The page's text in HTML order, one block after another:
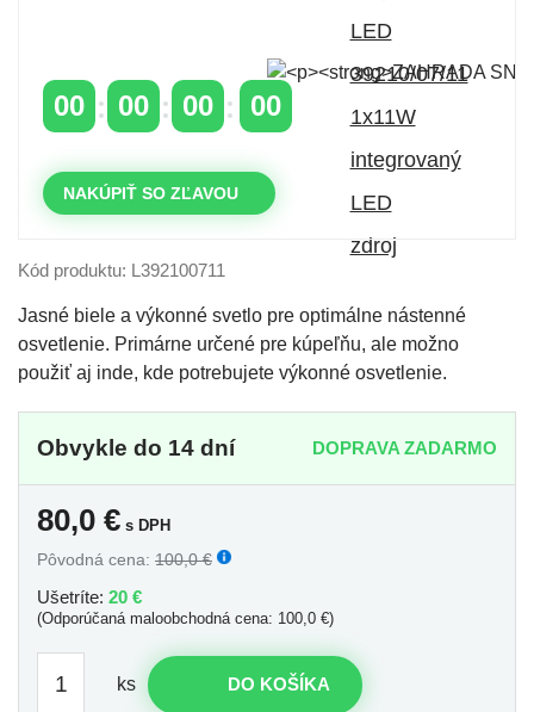
00 00 00 00
NAKÚPIŤ SO ZĽAVOU
Kód produktu: L392100711
Jasné biele a výkonné svetlo pre optimálne nástenné
osvetlenie. Primárne určené pre kúpeľňu, ale možno
použiť aj inde, kde potrebujete výkonné osvetlenie.
Obvykle do 14 dní DOPRAVA ZADARMO
80,0 € s DPH
Pôvodná cena: 100,0 €
Ušetríte: 20 €
(Odporúčaná maloobchodná cena: 100,0 €)
ks DO KOŠÍKA